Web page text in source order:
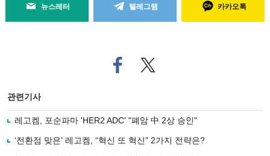
뉴스레터 텔레그램 카카오톡
페
이
로
사
트위
터로
관련기사
레고켐, 포순파마 'HER2 ADC' "폐암 中 2상 승인"
‘전환점 맞은’ 레고켐, “혁신 또 혁신” 2가지 전략은?